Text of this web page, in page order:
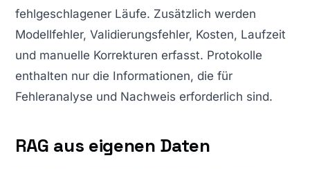
fehlgeschlagener Läufe. Zusätzlich werden
Modellfehler, Validierungsfehler, Kosten, Laufzeit
und manuelle Korrekturen erfasst. Protokolle
enthalten nur die Informationen, die für
Fehleranalyse und Nachweis erforderlich sind.
RAG aus eigenen Daten